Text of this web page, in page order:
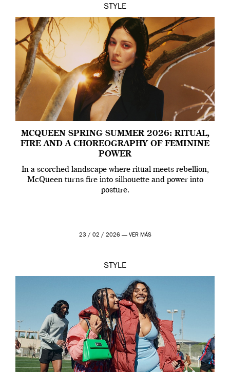
STYLE
MCQUEEN SPRING SUMMER 2026: RITUAL,
FIRE AND A CHOREOGRAPHY OF FEMININE
POWER
In a scorched landscape where ritual meets rebellion,
McQueen turns fire into silhouette and power into
posture.
23 / 02 / 2026 — VER MÁS
STYLE